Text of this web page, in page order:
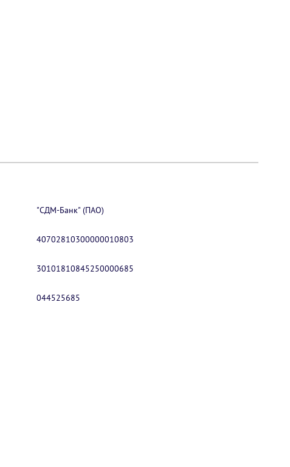
"СДМ-Банк" (ПАО)
40702810300000010803
30101810845250000685
044525685